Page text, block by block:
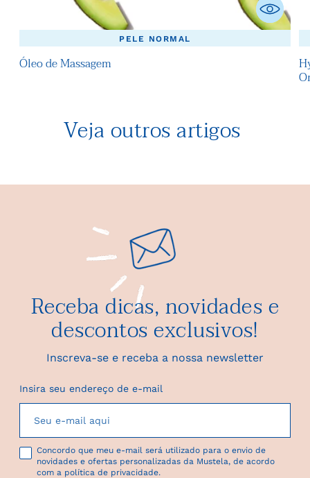
PELE NORMAL
Óleo de Massagem
Veja outros artigos
Receba dicas, novidades e
descontos exclusivos!
Inscreva-se e receba a nossa newsletter
Insira seu endereço de e-mail
Concordo que meu e-mail será utilizado para o envio de
novidades e ofertas personalizadas da Mustela, de acordo
com a política de privacidade.